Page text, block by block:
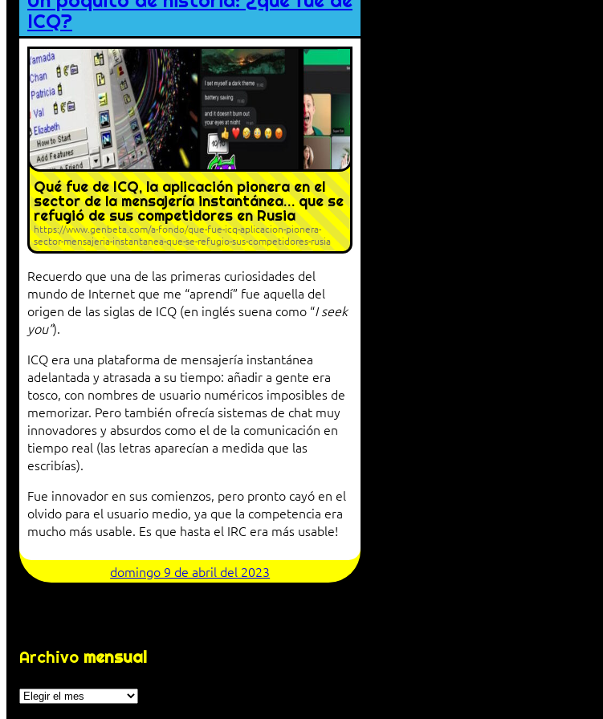
ICQ?
Qué fue de ICQ, la aplicación pionera en el
sector de la mensajería instantánea… que se
refugió de sus competidores en Rusia
https://www.genbeta.com/a-fondo/que-fue-icq-aplicacion-pionera-
sector-mensajeria-instantanea-que-se-refugio-sus-competidores-rusia
Recuerdo que una de las primeras curiosidades del
mundo de Internet que me “aprendí” fue aquella del
origen de las siglas de ICQ (en inglés suena como “I seek
you”).
ICQ era una plataforma de mensajería instantánea
adelantada y atrasada a su tiempo: añadir a gente era
tosco, con nombres de usuario numéricos imposibles de
memorizar. Pero también ofrecía sistemas de chat muy
innovadores y absurdos como el de la comunicación en
tiempo real (las letras aparecían a medida que las
escribías).
Fue innovador en sus comienzos, pero pronto cayó en el
olvido para el usuario medio, ya que la competencia era
mucho más usable. Es que hasta el IRC era más usable!
domingo 9 de abril del 2023
Archivo mensual
Archivos